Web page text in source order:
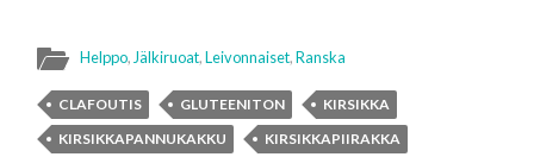
Helppo, Jälkiruoat,Leivonnaiset,Ranska
CLAFOUTIS GLUTEENITON
KIRSIKKA
KIRSIKKAPANNUKAKKU
KIRSIKKAPIIRAKKA